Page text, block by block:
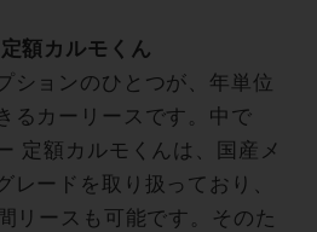
額カルモくん
ションのひとつが、年単位
るカーリースです。中で
定額カルモくんは、国産メ
レードを取り扱っており、
リースも可能です。そのた